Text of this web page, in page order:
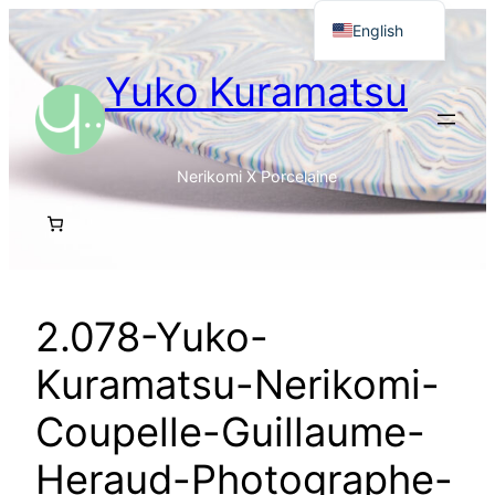
Skip
to
content
Yuko Kuramatsu
Nerikomi X Porcelaine
2.078-Yuko-
Kuramatsu-Nerikomi-
Coupelle-Guillaume-
Heraud-Photographe-
English
Français
日本語